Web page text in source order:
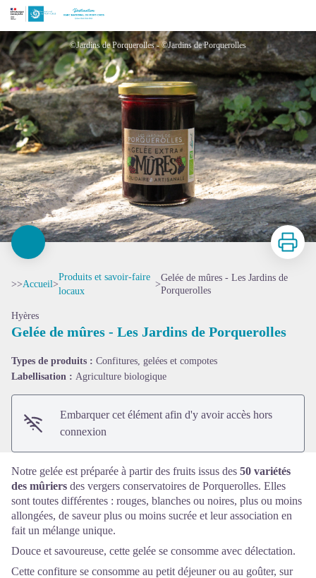
Gelée de mûres - Les Jardins de Porquerolles
©Jardins de Porquerolles - ©Jardins de Porquerolles
Voir l'image en plein écran
Imprimer
>>Accueil>
Produits et savoir-faire
locaux
>
Gelée de mûres - Les Jardins de
Porquerolles
Hyères
Gelée de mûres - Les Jardins de Porquerolles
Types de produits : Confitures, gelées et compotes
Labellisation : Agriculture biologique
Embarquer cet élément afin d'y avoir accès hors
connexion
Notre gelée est préparée à partir des fruits issus des 50 variétés
des mûriers des vergers conservatoires de Porquerolles. Elles
sont toutes différentes : rouges, blanches ou noires, plus ou moins
allongées, de saveur plus ou moins sucrée et leur association en
fait un mélange unique.
Douce et savoureuse, cette gelée se consomme avec délectation.
Cette confiture se consomme au petit déjeuner ou au goûter, sur